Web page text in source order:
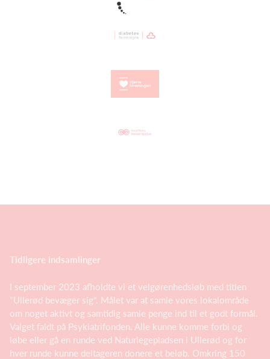
Tidligere indsamlinger
I september 2023 afholdte vi et velgørenhedsløb med titlen
"Ullerød bevæger sig". Målet var at samle vores lokalområde
om noget aktivt og samtidig samle penge ind til et godt formål.
Valget faldt på Psykiatrifonden. Alle kunne komme forbi og
løbe eller gå en runde ved Naturlegepladsen i Ullerød og for
hver runde kunne deltageren donere et beløb. Omkring 150